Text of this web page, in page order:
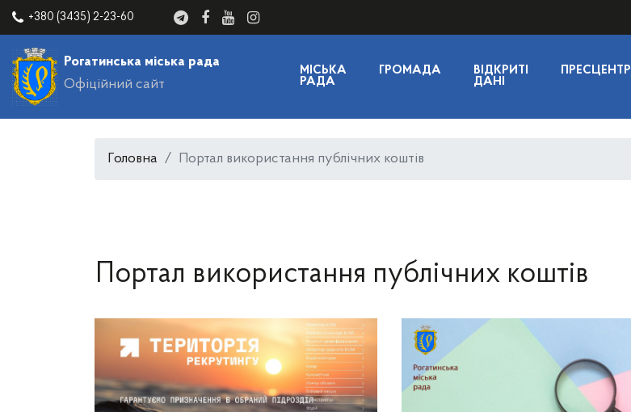
+380 (3435) 2-23-60
Рогатинська міська рада
Офіційний сайт
МІСЬКА
РАДА
ГРОМАДА
ВІДКРИТІ
ДАНІ
ПРЕСЦЕНТР
Головна Портал використання публічних коштів
Портал використання публічних коштів